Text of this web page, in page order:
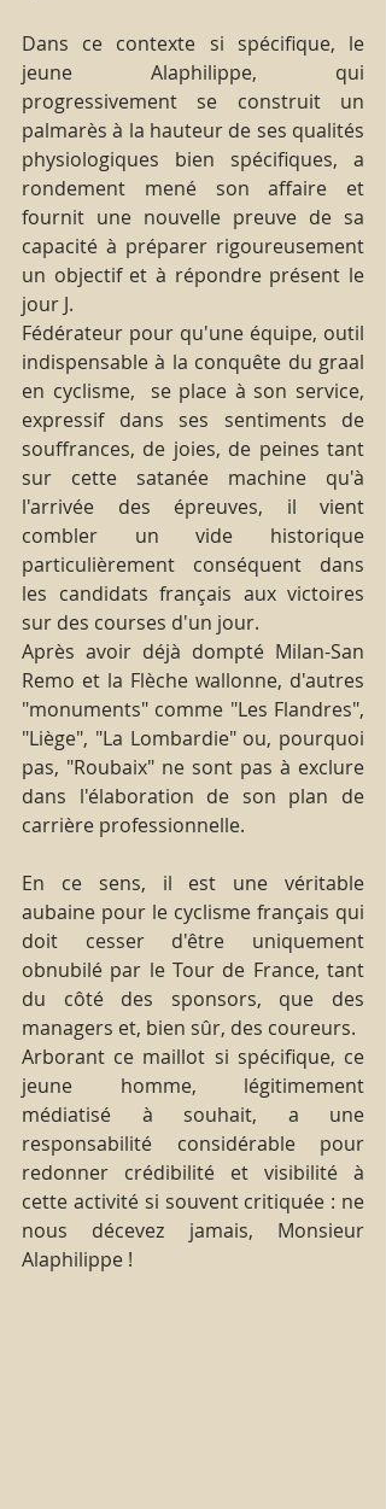
Dans ce contexte si spécifique, le
jeune Alaphilippe, qui
progressivement se construit un
palmarès à la hauteur de ses qualités
physiologiques bien spécifiques, a
rondement mené son affaire et
fournit une nouvelle preuve de sa
capacité à préparer rigoureusement
un objectif et à répondre présent le
jour J.
Fédérateur pour qu'une équipe, outil
indispensable à la conquête du graal
en cyclisme,  se place à son service,
expressif dans ses sentiments de
souffrances, de joies, de peines tant
sur cette satanée machine qu'à
l'arrivée des épreuves, il vient
combler un vide historique
particulièrement conséquent dans
les candidats français aux victoires
sur des courses d'un jour.
Après avoir déjà dompté Milan-San
Remo et la Flèche wallonne, d'autres
"monuments" comme "Les Flandres",
"Liège", "La Lombardie" ou, pourquoi
pas, "Roubaix" ne sont pas à exclure
dans l'élaboration de son plan de
carrière professionnelle.
En ce sens, il est une véritable
aubaine pour le cyclisme français qui
doit cesser d'être uniquement
obnubilé par le Tour de France, tant
du côté des sponsors, que des
managers et, bien sûr, des coureurs.
Arborant ce maillot si spécifique, ce
jeune homme, légitimement
médiatisé à souhait, a une
responsabilité considérable pour
redonner crédibilité et visibilité à
cette activité si souvent critiquée : ne
nous décevez jamais, Monsieur
Alaphilippe !